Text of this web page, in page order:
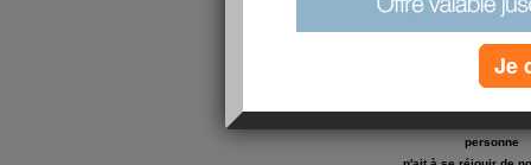
que ce soit
en acte ou en
gardons à
que nous sommes
personne
Je